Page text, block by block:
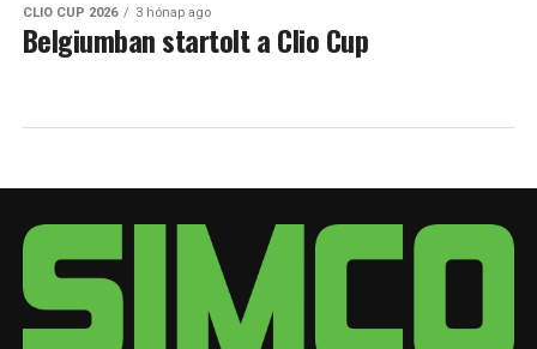
CLIO CUP 2026 3 hónap ago
Belgiumban startolt a Clio Cup